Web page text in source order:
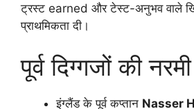
ट्रस्ट earned और टेस्ट-अनुभव वाले
प्राथमिकता दी।
पूर्व दिग्गजों की नरमी
इंग्लैंड के पूर्व कप्तान Nasser